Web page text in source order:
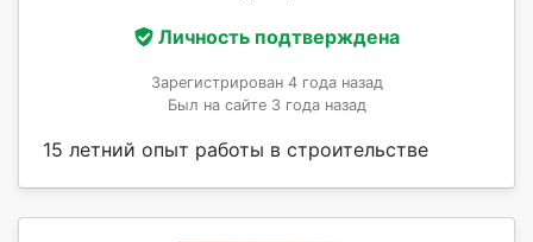
Личность подтверждена
Зарегистрирован 4 года назад
Был на сайте 3 года назад
15 летний опыт работы в строительстве